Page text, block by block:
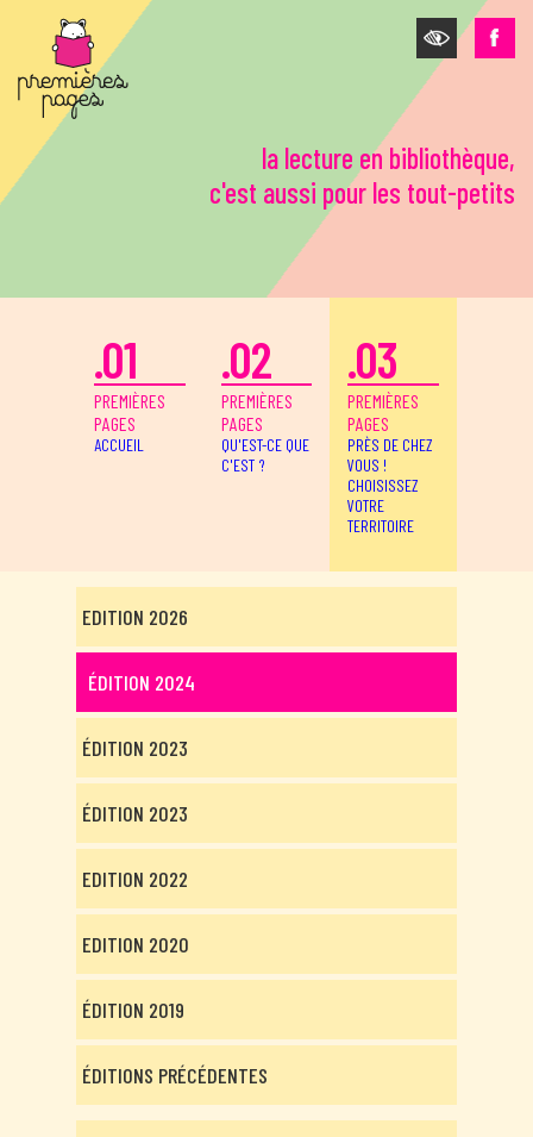
Aller au contenu principal
la lecture en bibliothèque,
c'est aussi pour les tout-petits
.01
PREMIÈRES
PAGES
ACCUEIL
.02
PREMIÈRES
PAGES
QU'EST-CE QUE
C'EST ?
.03
PREMIÈRES
PAGES
PRÈS DE CHEZ
VOUS !
CHOISISSEZ
VOTRE
TERRITOIRE
EDITION 2026
ÉDITION 2024
ÉDITION 2023
ÉDITION 2023
EDITION 2022
EDITION 2020
ÉDITION 2019
ÉDITIONS PRÉCÉDENTES